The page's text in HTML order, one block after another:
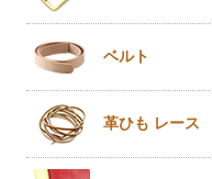
ベルト
革ひも レース